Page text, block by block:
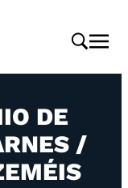
DE
/